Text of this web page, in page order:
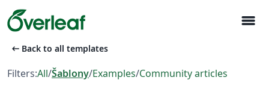
menu
arrow_left_alt Back to all templates
Filters:All/Šablony/Examples/Community articles